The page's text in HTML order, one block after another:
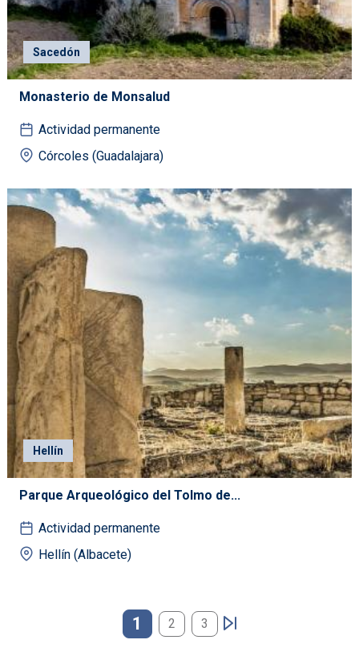
Sacedón
Monasterio de Monsalud
Actividad permanente
Córcoles (Guadalajara)
Hellín
Parque Arqueológico del Tolmo de...
Actividad permanente
Hellín (Albacete)
1 2 3